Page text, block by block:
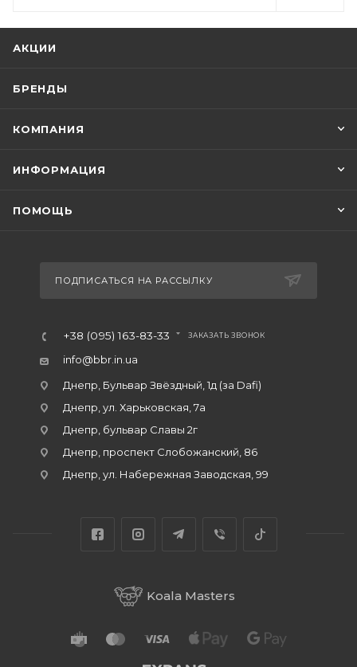
АКЦИИ
БРЕНДЫ
КОМПАНИЯ
ИНФОРМАЦИЯ
ПОМОЩЬ
ПОДПИСАТЬСЯ НА РАССЫЛКУ
+38 (095) 163-83-33 ЗАКАЗАТЬ ЗВОНОК
info@bbr.in.ua
Днепр, Бульвар Звёздный, 1д (за Dafi)
Днепр, ул. Харьковская, 7а
Днепр, бульвар Славы 2г
Днепр, проспект Слобожанский, 86
Днепр, ул. Набережная Заводская, 99
Koala Masters